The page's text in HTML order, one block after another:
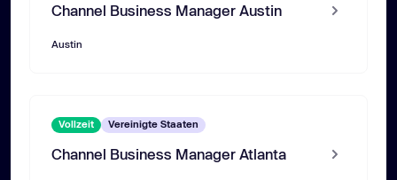
Channel Business Manager Austin
Austin
Vollzeit Vereinigte Staaten
Channel Business Manager Atlanta